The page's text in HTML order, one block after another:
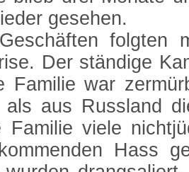
gesehen.
folgten
Der ständige
Familie war
aus Russland
Familie viele
Hass